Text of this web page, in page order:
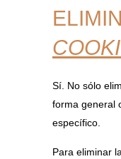
Sí. No sólo
forma general
específico.
Para eliminar